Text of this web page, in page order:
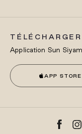
TÉLÉCHARGER
Application Sun Siyam
APP STORE